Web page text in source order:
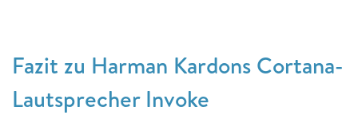
Fazit zu Harman Kardons Cortana-
Lautsprecher Invoke